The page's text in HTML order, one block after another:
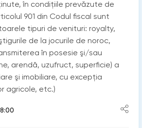
în condițiile prevăzute de
901 din Codul fiscal sunt
tipuri de venituri: royalty,
de la jocurile de noroc,
în posesie şi/sau
arendă, uzufruct, superficie) a
şi imobiliare, cu excepţia
agricole, etc.)